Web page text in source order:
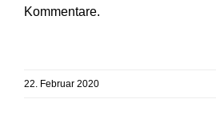
Kommentare.
22. Februar 2020